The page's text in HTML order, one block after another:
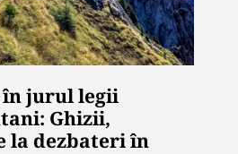
în jurul legii
Ghizii,
la dezbateri în